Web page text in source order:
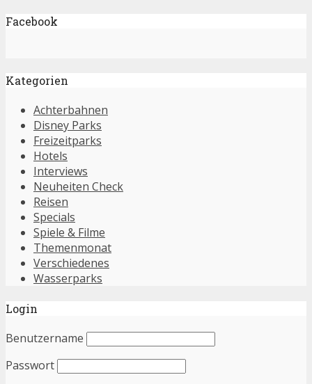
Facebook
Kategorien
Achterbahnen
Disney Parks
Freizeitparks
Hotels
Interviews
Neuheiten Check
Reisen
Specials
Spiele & Filme
Themenmonat
Verschiedenes
Wasserparks
Login
Benutzername
Passwort